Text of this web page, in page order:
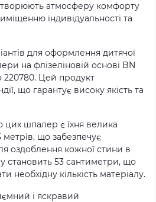
атмосферу комфорту
індивідуальності та
для оформлення дитячої
на флізеліновій основі BN
Цей продукт
що гарантує високу якість та
шпалер є їхня велика
що забезпечує
оздоблення кожної стини в
становить 53 сантиметри, що
необхідну кількість матеріалу.
і яскравий